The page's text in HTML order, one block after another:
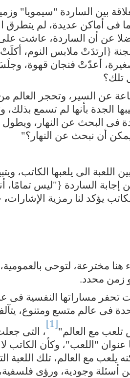
بين الساردة "سيمويا"
فى أماكن عديدة، لم يتطرق
عن أن الساردة، عاشت
{ارتدَتْ ملابس النوم،
أعدّتْ فنجان قهوة،
تلك؟
عن السير، وتحجر العالم
الجدة بأنها لم تسمع بذلك،
فى البحث عن النهار،
أن نبحث عن النهار؟"
الى يلعبها الكاتب،
إجابة الساردة {"ليس تمامًا،
يؤكد لنا رمزية الإشارات،
مخترعة، لتوحى
زمن محدد.
تحفر مساراتها النفسية فى
فى عالم متسع ومتنوع،
مع العالم"
[1]
، التى
عنوان "اللعب"، وكأن الكاتب
مع العالم، تلك اللعبة
أسئلة وجودية، ورؤى